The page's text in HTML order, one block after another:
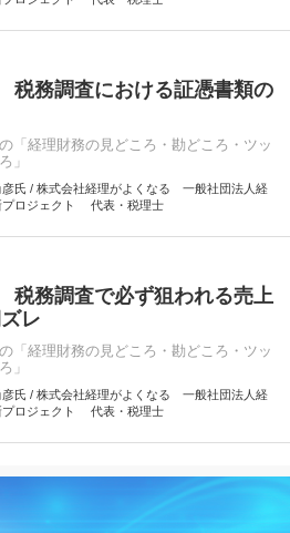
務調査における証憑書類の
「経理財務の見どころ・勘どころ・ツッ
」
彦氏 / 株式会社経理がよくなる 一般社団法人経
プロジェクト 代表・税理士
務調査で必ず狙われる売上
レ
「経理財務の見どころ・勘どころ・ツッ
」
彦氏 / 株式会社経理がよくなる 一般社団法人経
プロジェクト 代表・税理士